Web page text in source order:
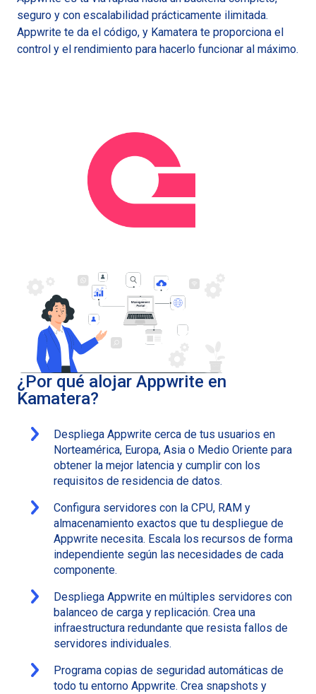
seguro y con escalabilidad prácticamente ilimitada.
Appwrite te da el código, y Kamatera te proporciona el
control y el rendimiento para hacerlo funcionar al máximo.
¿Por qué alojar Appwrite en
Kamatera?
Despliega Appwrite cerca de tus usuarios en
Norteamérica, Europa, Asia o Medio Oriente para
obtener la mejor latencia y cumplir con los
requisitos de residencia de datos.
Configura servidores con la CPU, RAM y
almacenamiento exactos que tu despliegue de
Appwrite necesita. Escala los recursos de forma
independiente según las necesidades de cada
componente.
Despliega Appwrite en múltiples servidores con
balanceo de carga y replicación. Crea una
infraestructura redundante que resista fallos de
servidores individuales.
Programa copias de seguridad automáticas de
todo tu entorno Appwrite. Crea snapshots y